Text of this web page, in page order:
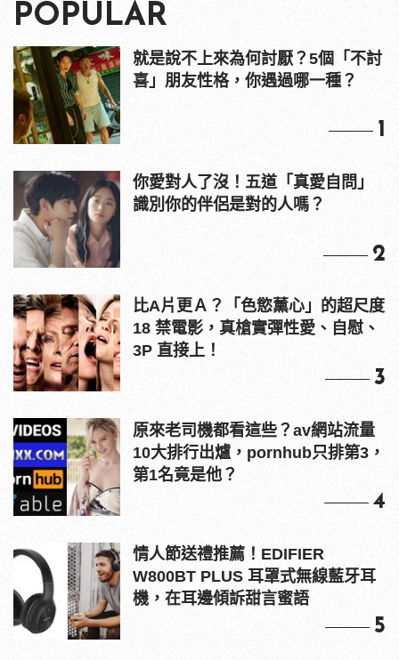
POPULAR
就是說不上來為何討厭？5個「不討
喜」朋友性格，你遇過哪一種？
1
你愛對人了沒！五道「真愛自問」
識別你的伴侶是對的人嗎？
2
比A片更Ａ？「色慾薰心」的超尺度
18 禁電影，真槍實彈性愛、自慰、
3P 直接上！
3
原來老司機都看這些？av網站流量
10大排行出爐，pornhub只排第3，
第1名竟是他？
4
情人節送禮推薦！EDIFIER
W800BT PLUS 耳罩式無線藍牙耳
機，在耳邊傾訴甜言蜜語
5